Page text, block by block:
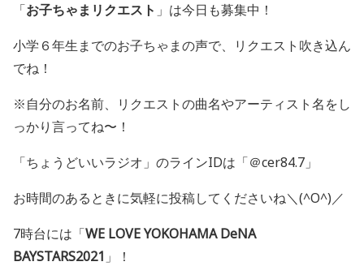
「お子ちゃまリクエスト 」は今日も募集中！
小学６年生までのお子ちゃまの声で、リクエスト吹き込ん
でね！
※自分のお名前、リクエストの曲名やアーティスト名をし
っかり言ってね〜！
「ちょうどいいラジオ」のラインIDは「＠cer84.7」
お時間のあるときに気軽に投稿してくださいね＼(^O^)／
7時台には「WE LOVE YOKOHAMA DeNA
BAYSTARS2021 」！